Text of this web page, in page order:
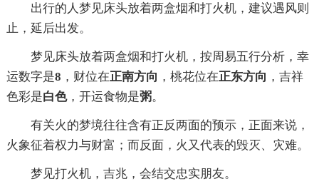
出行的人梦见床头放着两盒烟和打火机，建议遇风则
止，延后出发。
梦见床头放着两盒烟和打火机，按周易五行分析，幸
运数字是8 ，财位在正南方向 ，桃花位在正东方向 ，吉祥
色彩是白色，开运食物是粥。
有关火的梦境往往含有正反两面的预示，正面来说，
火象征着权力与财富；而反面，火又代表的毁灭、灾难。
梦见打火机，吉兆，会结交忠实朋友。